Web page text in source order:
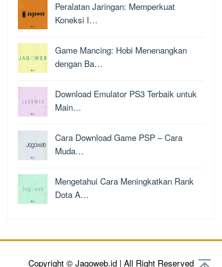
Peralatan Jaringan: Memperkuat
Koneksi I…
Game Mancing: Hobi Menenangkan
dengan Ba…
Download Emulator PS3 Terbaik untuk
Main…
Cara Download Game PSP – Cara
Muda…
Mengetahui Cara Meningkatkan Rank
Dota A…
Copyright © Jagoweb.id | All Right Reserved